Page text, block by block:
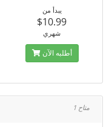
يبدأ من
$10.99
شهري
أطلبه الآن
1 متاح